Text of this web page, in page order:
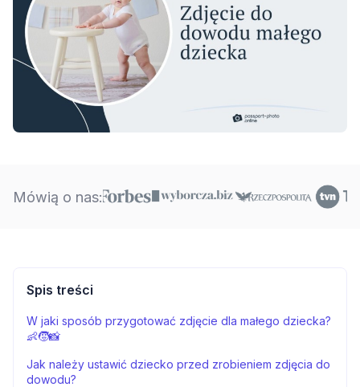
Mówią o nas:
Spis treści
W jaki sposób przygotować zdjęcie dla małego dziecka?
👶🧒📸
Jak należy ustawić dziecko przed zrobieniem zdjęcia do
dowodu?